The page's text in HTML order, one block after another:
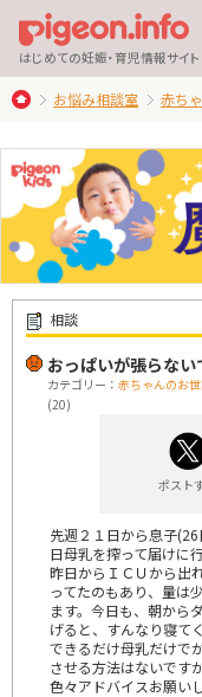
はじめての妊娠・育児情報サイト
お悩み相談室 赤ち
相談
おっぱいが張らない
カテゴリー： 赤ちゃんのお
(20)
ポスト
先週２１日から息子
日母乳を搾って届けに
昨日からＩＣＵから出
ってたのもあり、量は
ます。今日も、朝から
げると、すんなり寝て
できるだけ母乳だけで
させる方法はないです
色々アドバイスお願い